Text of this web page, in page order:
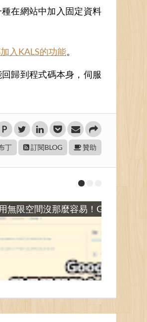
在網站中加入固定資料
入KALS的功能。
歸到程式碼本身，伺服
P
丁 訂閱BLOG 贊助